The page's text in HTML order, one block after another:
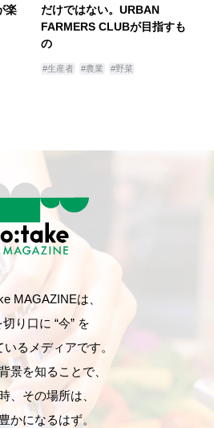
楽
だけではない。URBAN
FARMERS CLUBが目指すも
の
#生産者 #農業 #野菜
MAGAZINEは、
り口に “今” を
るメディアです。
景を知ることで、
、その場所は、
かになるはず。